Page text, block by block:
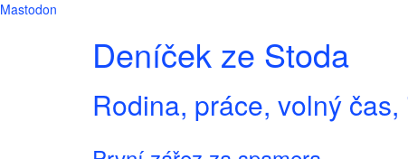
Mastodon
Deníček ze Stoda
Rodina, práce, volný